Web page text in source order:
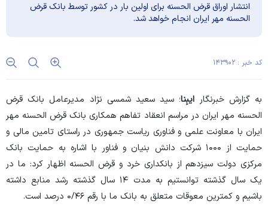
انتشار اوراق قرض الحسنه برای اولین بار در کشور توسط بانک قرض
الحسنه مهر ایران انجام‌ خواهد شد.
کد خبر : ۱۴۳۹۰۲
به گزارش خبرنگار ایبِنا؛ سید سعید شمسی نژاد مدیرعامل بانک قرض
الحسنه مهر ایران در مراسم انعقاد تفاهم همکاری بانک قرض الحسنه مهر
ایران با معاونت علمی و فناوری ریاست جمهوری در راستای تامین مالی و
حمایت از ۱۰۰۰ شرکت دانش بنیان و فناور با اشاره به حمایت بانک
مرکزی دولت سیزدهم از بانکداری خرد و قرض الحسنه اظهار کرد: ما در
یک‌ سال گذشته توانستیم به مدت ۱۴ سال گذشته رشد منابع داشته
باشیم و کمترین‌ معوقات متعلق به بانک ما با رقم ۰/۴۶ درصد است.